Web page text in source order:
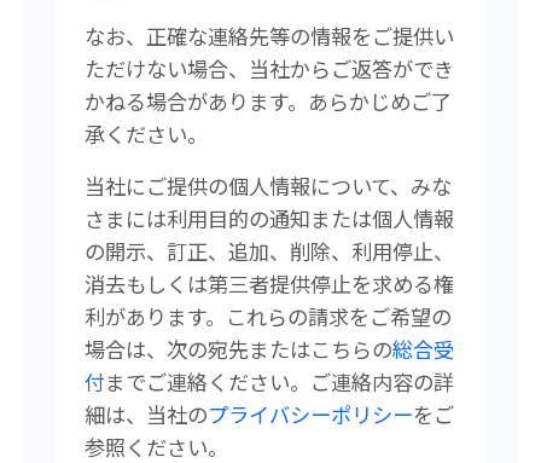
なお、正確な連絡先等の情報をご提供い
ただけない場合、当社からご返答ができ
かねる場合があります。あらかじめご了
承ください。
当社にご提供の個人情報について、みな
さまには利用目的の通知または個人情報
の開示、訂正、追加、削除、利用停止、
消去もしくは第三者提供停止を求める権
利があります。 これらの請求をご希望の
場合は、次の宛先またはこちらの総合受
付までご連絡ください。 ご連絡内容の詳
細は、当社のプライバシーポリシーをご
参照ください。